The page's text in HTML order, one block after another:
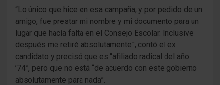
“Lo único que hice en esa campaña, y por pedido de un
amigo, fue prestar mi nombre y mi documento para un
lugar que hacía falta en el Consejo Escolar. Inclusive
después me retiré absolutamente”, contó el ex
candidato y precisó que es “afiliado radical del año
’74”, pero que no está “de acuerdo con este gobierno
absolutamente para nada”.